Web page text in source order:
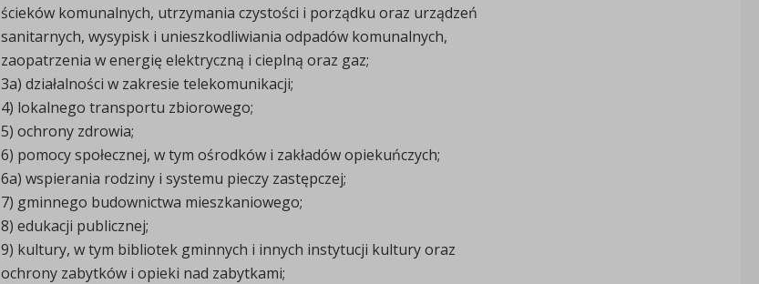
ścieków komunalnych, utrzymania czystości i porządku oraz urządzeń
sanitarnych, wysypisk i unieszkodliwiania odpadów komunalnych,
zaopatrzenia w energię elektryczną i cieplną oraz gaz;
3a) działalności w zakresie telekomunikacji;
4) lokalnego transportu zbiorowego;
5) ochrony zdrowia;
6) pomocy społecznej, w tym ośrodków i zakładów opiekuńczych;
6a) wspierania rodziny i systemu pieczy zastępczej;
7) gminnego budownictwa mieszkaniowego;
8) edukacji publicznej;
9) kultury, w tym bibliotek gminnych i innych instytucji kultury oraz
ochrony zabytków i opieki nad zabytkami;